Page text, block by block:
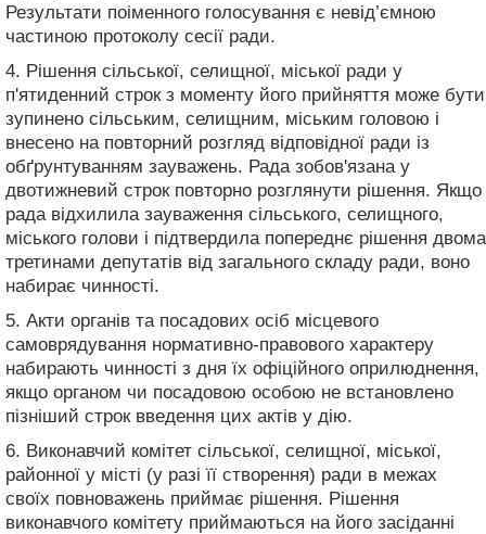
Результати поіменного голосування є невід’ємною
частиною протоколу сесії ради.
4. Рішення сільської, селищної, міської ради у
п'ятиденний строк з моменту його прийняття може бути
зупинено сільським, селищним, міським головою і
внесено на повторний розгляд відповідної ради із
обґрунтуванням зауважень. Рада зобов'язана у
двотижневий строк повторно розглянути рішення. Якщо
рада відхилила зауваження сільського, селищного,
міського голови і підтвердила попереднє рішення двома
третинами депутатів від загального складу ради, воно
набирає чинності.
5. Акти органів та посадових осіб місцевого
самоврядування нормативно-правового характеру
набирають чинності з дня їх офіційного оприлюднення,
якщо органом чи посадовою особою не встановлено
пізніший строк введення цих актів у дію.
6. Виконавчий комітет сільської, селищної, міської,
районної у місті (у разі її створення) ради в межах
своїх повноважень приймає рішення. Рішення
виконавчого комітету приймаються на його засіданні